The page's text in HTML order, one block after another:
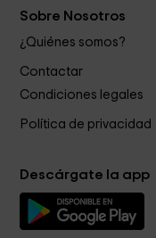
Sobre Nosotros
¿Quiénes somos?
Contactar
Condiciones legales
Política de privacidad
Descárgate la app